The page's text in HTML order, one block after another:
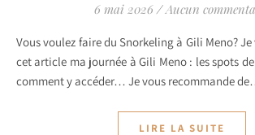
6 mai 2026 / Aucun
Vous voulez faire du Snorkeling à Gili Meno? Je vous partage dans
cet article ma journée à Gili Meno : les spots
comment y accéder… Je vous recommande
LIRE LA SUITE